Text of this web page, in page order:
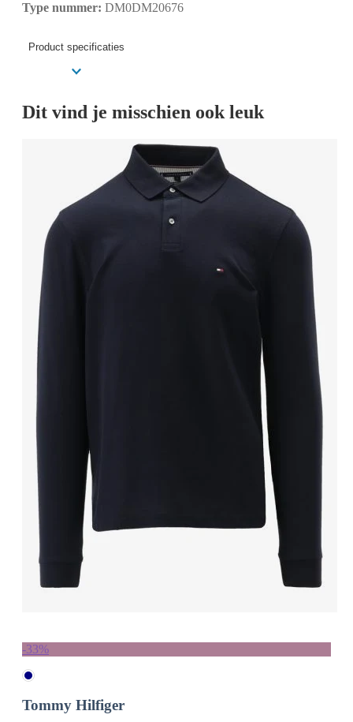
Type nummer: DM0DM20676
Product specificaties
Dit vind je misschien ook leuk
-33%
Tommy Hilfiger